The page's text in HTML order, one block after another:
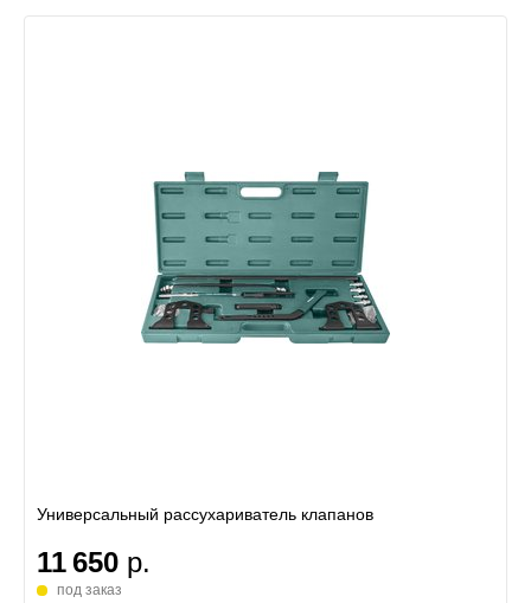
Универсальный рассухариватель клапанов
11 650 р.
под заказ